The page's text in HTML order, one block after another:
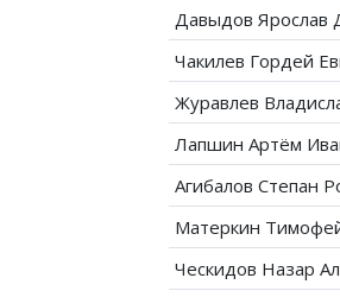
Давыдов Ярослав
Чакилев Гордей
Журавлев
Лапшин Артём
Агибалов Степан
Матеркин
Ческидов Назар